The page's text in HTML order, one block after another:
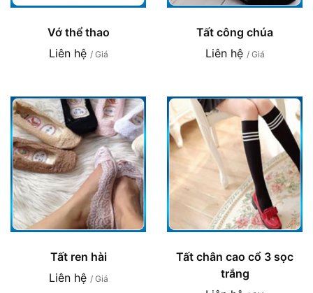
Vớ thể thao
Liên hệ / Giá
Tất công chúa
Liên hệ / Giá
Tất ren hài
Liên hệ / Giá
Tất chân cao cổ 3 sọc
trắng